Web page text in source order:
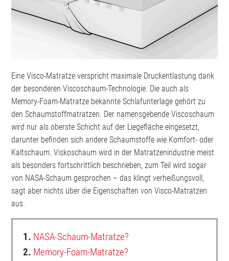
Eine Visco-Matratze verspricht maximale Druckentlastung dank
der besonderen Viscoschaum-Technologie. Die auch als
Memory-Foam-Matratze bekannte Schlafunterlage gehört zu
den Schaumstoffmatratzen. Der namensgebende Viscoschaum
wird nur als oberste Schicht auf der Liegefläche eingesetzt,
darunter befinden sich andere Schaumstoffe wie Komfort- oder
Kaltschaum. Viskoschaum wird in der Matratzenindustrie meist
als besonders fortschrittlich beschrieben, zum Teil wird sogar
von NASA-Schaum gesprochen – das klingt verheißungsvoll,
sagt aber nichts über die Eigenschaften von Visco-Matratzen
aus.
1. NASA-Schaum-Matratze?
2. Memory-Foam-Matratze?